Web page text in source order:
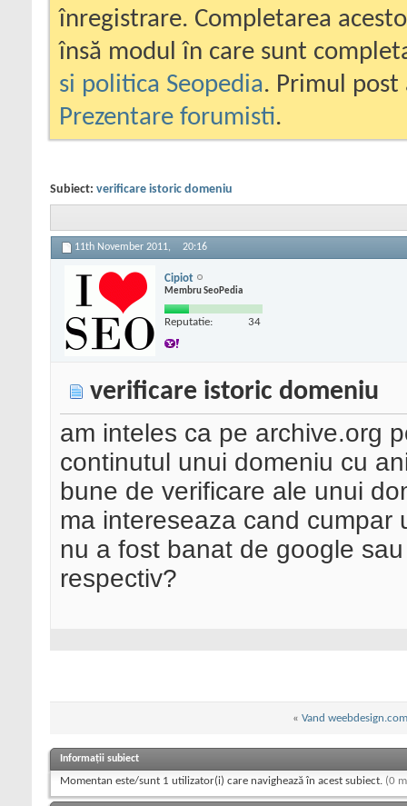
înregistrare. Completarea
însă modul în care sunt
si politica Seopedia. Primul
Prezentare forumisti.
Subiect: verificare istoric domeniu
11th November 2011, 20:16
Cipiot
Membru SeoPedia
Reputatie: 34
verificare istoric domeniu
am inteles ca pe archive.org
continutul unui domeniu cu
bune de verificare ale unui
ma intereseaza cand
nu a fost banat de google
respectiv?
« Vand weebdesign.com
Informații subiect
Momentan este/sunt 1 utilizator(i) care navighează în acest subiect. (0